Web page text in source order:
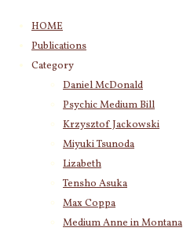
HOME
Publications
Category
Daniel McDonald
Psychic Medium Bill
Krzysztof Jackowski
Miyuki Tsunoda
Lizabeth
Tensho Asuka
Max Coppa
Medium Anne in Montana
Category
Daniel McDonald(243)
Psychic Medium Bill
(11)
Katherine
Krzysztof Jackowski
Miyuki Tsunoda
Lizabeth(255)
Tensho Asuka(3,030)
Amanda Coppa(210)